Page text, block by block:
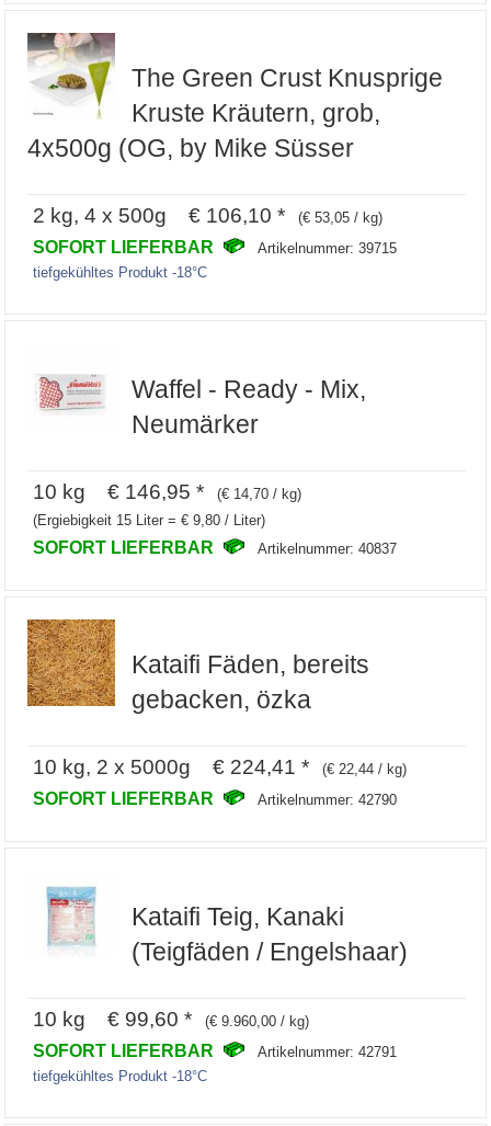
The Green Crust Knusprige
Kruste Kräutern, grob,
4x500g (OG, by Mike Süsser
2 kg, 4 x 500g € 106,10 * (€ 53,05 / kg)
SOFORT LIEFERBAR
Artikelnummer: 39715
tiefgekühltes Produkt -18°C
Waffel - Ready - Mix,
Neumärker
10 kg € 146,95 *
(€ 14,70 / kg)
(Ergiebigkeit 15 Liter = € 9,80 / Liter)
SOFORT LIEFERBAR Artikelnummer: 40837
Kataifi Fäden, bereits
gebacken, özka
10 kg, 2 x 5000g € 224,41 * (€ 22,44 / kg)
SOFORT LIEFERBAR Artikelnummer: 42790
Kataifi Teig, Kanaki
(Teigfäden / Engelshaar)
10 kg € 99,60 * (€ 9.960,00 / kg)
SOFORT LIEFERBAR
Artikelnummer: 42791
tiefgekühltes Produkt -18°C